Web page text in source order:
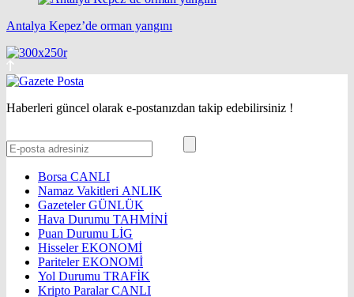
Antalya Kepez’de orman yangını
Haberleri güncel olarak e-postanızdan takip edebilirsiniz !
Borsa CANLI
Namaz Vakitleri ANLIK
GazetelerGÜNLÜK
Hava Durumu TAHMİNİ
Puan Durumu LİG
HisselerEKONOMİ
ParitelerEKONOMİ
Yol Durumu TRAFİK
Kripto ParalarCANLI